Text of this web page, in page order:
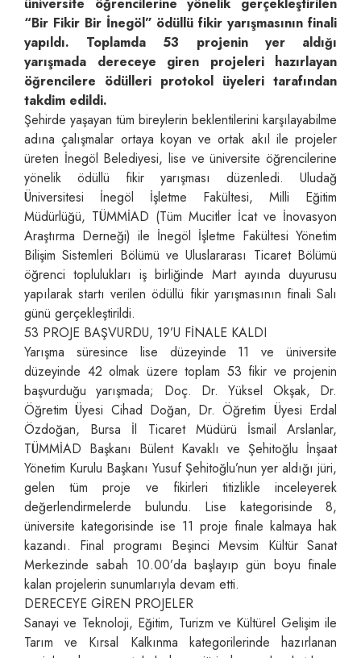
“Bir Fikir Bir İnegöl” ödüllü fikir yarışmasının finali
yapıldı. Toplamda 53 projenin yer aldığı
yarışmada dereceye giren projeleri hazırlayan
öğrencilere ödülleri protokol üyeleri tarafından
takdim edildi.
Şehirde yaşayan tüm bireylerin beklentilerini karşılayabilme
adına çalışmalar ortaya koyan ve ortak akıl ile projeler
üreten İnegöl Belediyesi, lise ve üniversite öğrencilerine
yönelik ödüllü fikir yarışması düzenledi. Uludağ
Üniversitesi İnegöl İşletme Fakültesi, Milli Eğitim
Müdürlüğü, TÜMMİAD (Tüm Mucitler İcat ve İnovasyon
Araştırma Derneği) ile İnegöl İşletme Fakültesi Yönetim
Bilişim Sistemleri Bölümü ve Uluslararası Ticaret Bölümü
öğrenci toplulukları iş birliğinde Mart ayında duyurusu
yapılarak startı verilen ödüllü fikir yarışmasının finali Salı
günü gerçekleştirildi.
53 PROJE BAŞVURDU, 19’U FİNALE KALDI
Yarışma süresince lise düzeyinde 11 ve üniversite
düzeyinde 42 olmak üzere toplam 53 fikir ve projenin
başvurduğu yarışmada; Doç. Dr. Yüksel Okşak, Dr.
Öğretim Üyesi Cihad Doğan, Dr. Öğretim Üyesi Erdal
Özdoğan, Bursa İl Ticaret Müdürü İsmail Arslanlar,
TÜMMİAD Başkanı Bülent Kavaklı ve Şehitoğlu İnşaat
Yönetim Kurulu Başkanı Yusuf Şehitoğlu’nun yer aldığı jüri,
gelen tüm proje ve fikirleri titizlikle inceleyerek
değerlendirmelerde bulundu. Lise kategorisinde 8,
üniversite kategorisinde ise 11 proje finale kalmaya hak
kazandı. Final programı Beşinci Mevsim Kültür Sanat
Merkezinde sabah 10.00’da başlayıp gün boyu finale
kalan projelerin sunumlarıyla devam etti.
DERECEYE GİREN PROJELER
Sanayi ve Teknoloji, Eğitim, Turizm ve Kültürel Gelişim ile
Tarım ve Kırsal Kalkınma kategorilerinde hazırlanan